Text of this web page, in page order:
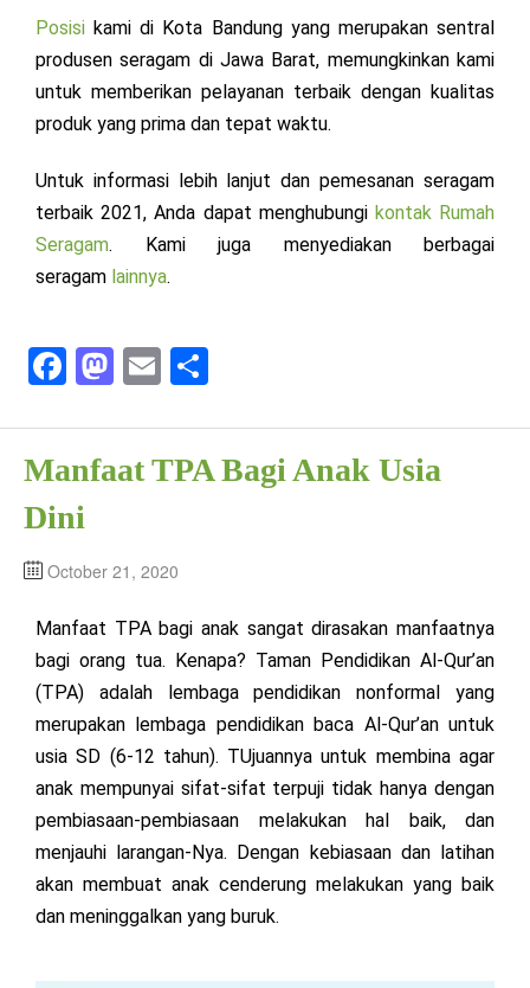
Posisi kami di Kota Bandung yang merupakan sentral
produsen seragam di Jawa Barat, memungkinkan kami
untuk memberikan pelayanan terbaik dengan kualitas
produk yang prima dan tepat waktu.
Untuk informasi lebih lanjut dan pemesanan seragam
terbaik 2021, Anda dapat menghubungi kontak Rumah
Seragam. Kami juga menyediakan berbagai
seragam lainnya.
Fa
bo
ok
M
to
do
E
ail re
Manfaat TPA Bagi Anak Usia
Dini
October 21, 2020
Manfaat TPA bagi anak sangat dirasakan manfaatnya
bagi orang tua. Kenapa? Taman Pendidikan Al-Qur’an
(TPA) adalah lembaga pendidikan nonformal yang
merupakan lembaga pendidikan baca Al-Qur’an untuk
usia SD (6-12 tahun). TUjuannya untuk membina agar
anak mempunyai sifat-sifat terpuji tidak hanya dengan
pembiasaan-pembiasaan melakukan hal baik, dan
menjauhi larangan-Nya. Dengan kebiasaan dan latihan
akan membuat anak cenderung melakukan yang baik
dan meninggalkan yang buruk.